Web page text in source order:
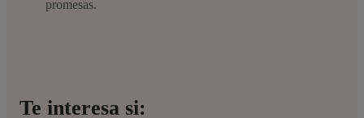
promesas.
Te interesa si: